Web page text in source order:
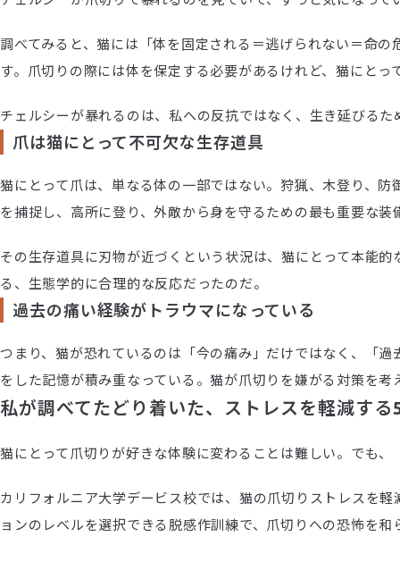
調べてみると、猫には「体を固定される＝逃げられない＝命
す。爪切りの際には体を保定する必要があるけれど、猫にと
チェルシーが暴れるのは、私への反抗ではなく、生き延びる
爪は猫にとって不可欠な生存道具
猫にとって爪は、単なる体の一部ではない。狩猟、木登り、
を捕捉し、高所に登り、外敵から身を守るための最も重要な装
その生存道具に刃物が近づくという状況は、猫にとって本能
る、生態学的に合理的な反応だったのだ。
過去の痛い経験がトラウマになっている
つまり、猫が恐れているのは「今の痛み」だけではなく、「
をした記憶が積み重なっている。猫が爪切りを嫌がる対策を
私が調べてたどり着いた、ストレスを軽減する
猫にとって爪切りが好きな体験に変わることは難しい。でも
カリフォルニア大学デービス校では、猫の爪切りストレスを
ョンのレベルを選択できる脱感作訓練で、爪切りへの恐怖を和